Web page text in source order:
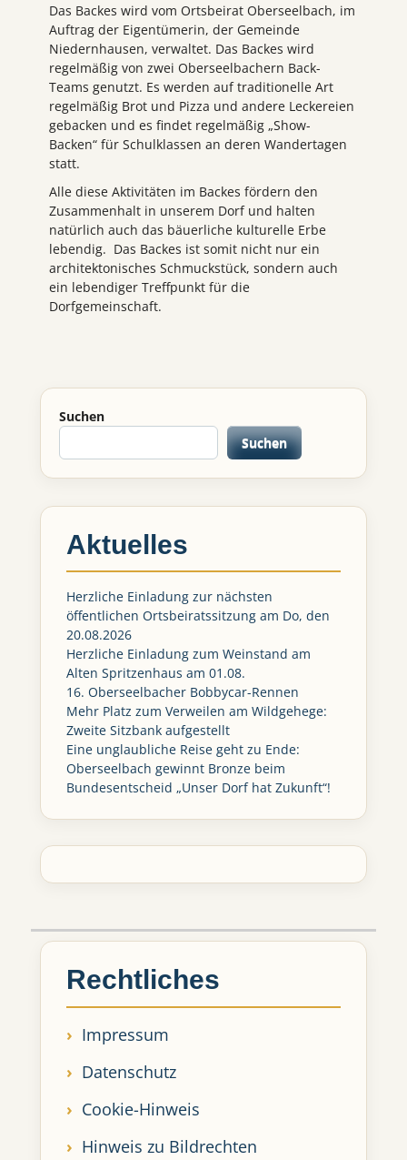
Das Backes wird vom Ortsbeirat Oberseelbach, im
Auftrag der Eigentümerin, der Gemeinde
Niedernhausen, verwaltet. Das Backes wird
regelmäßig von zwei Oberseelbachern Back-
Teams genutzt. Es werden auf traditionelle Art
regelmäßig Brot und Pizza und andere Leckereien
gebacken und es findet regelmäßig „Show-
Backen“ für Schulklassen an deren Wandertagen
statt.
Alle diese Aktivitäten im Backes fördern den
Zusammenhalt in unserem Dorf und halten
natürlich auch das bäuerliche kulturelle Erbe
lebendig. Das Backes ist somit nicht nur ein
architektonisches Schmuckstück, sondern auch
ein lebendiger Treffpunkt für die
Dorfgemeinschaft.
Suchen
Suchen
Aktuelles
Herzliche Einladung zur nächsten
öffentlichen Ortsbeiratssitzung am Do, den
20.08.2026
Herzliche Einladung zum Weinstand am
Alten Spritzenhaus am 01.08.
16. Oberseelbacher Bobbycar-Rennen
Mehr Platz zum Verweilen am Wildgehege:
Zweite Sitzbank aufgestellt
Eine unglaubliche Reise geht zu Ende:
Oberseelbach gewinnt Bronze beim
Bundesentscheid „Unser Dorf hat Zukunft“!
Rechtliches
Impressum
Datenschutz
Cookie-Hinweis
Hinweis zu Bildrechten